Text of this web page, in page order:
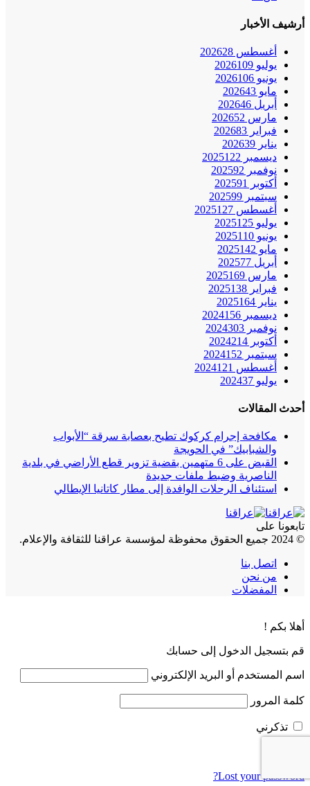
أرشيف الأخبار
أغسطس 2026 28
يوليو 2026 109
يونيو 2026 106
مايو 2026 43
أبريل 2026 46
مارس 2026 52
فبراير 2026 83
يناير 2026 39
ديسمبر 2025 122
نوفمبر 2025 92
أكتوبر 2025
91
سبتمبر 2025 99
أغسطس 2025 127
يوليو 2025 125
يونيو 2025 110
مايو 2025 142
أبريل 2025 77
مارس 2025 169
فبراير 2025 138
يناير 2025 164
ديسمبر 2024 156
نوفمبر 2024 303
أكتوبر 2024 214
سبتمبر 2024 152
أغسطس 2024 121
يوليو 2024 37
أحدث المقالات
مكافحة إجرام كركوك تطيح بعصابة سرقة “الأبواب
والشبابيك” في الحويجة
القبض على 6 متهمين بقضية تزوير قطع الأراضي في بلدية
الناصرية وضبط ملفات جديدة
استئناف الرحلات الوافدة إلى مطار كاتانيا الإيطالي
تابعونا على
© 2024 جميع الحقوق محفوظة لمؤسسة عراقنا للثقافة والإعلام.
اتصل بنا
من نحن
المفضلات
أهلا بكم !
قم بتسجيل الدخول إلى حسابك
اسم المستخدم أو البريد الإلكتروني
كلمة المرور
تذكرني
Lost your password?